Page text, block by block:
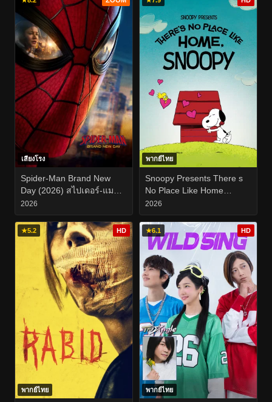
เสียงโรง
Spider-Man Brand New
Day (2026) สไปเดอร์-แมน
แบรนด์ นิว เดย์
2026
พากย์ไทย
Snoopy Presents There s
No Place Like Home
Snoopy (2026)
2026
★5.2 HD
พากย์ไทย
★6.1 HD
พากย์ไทย